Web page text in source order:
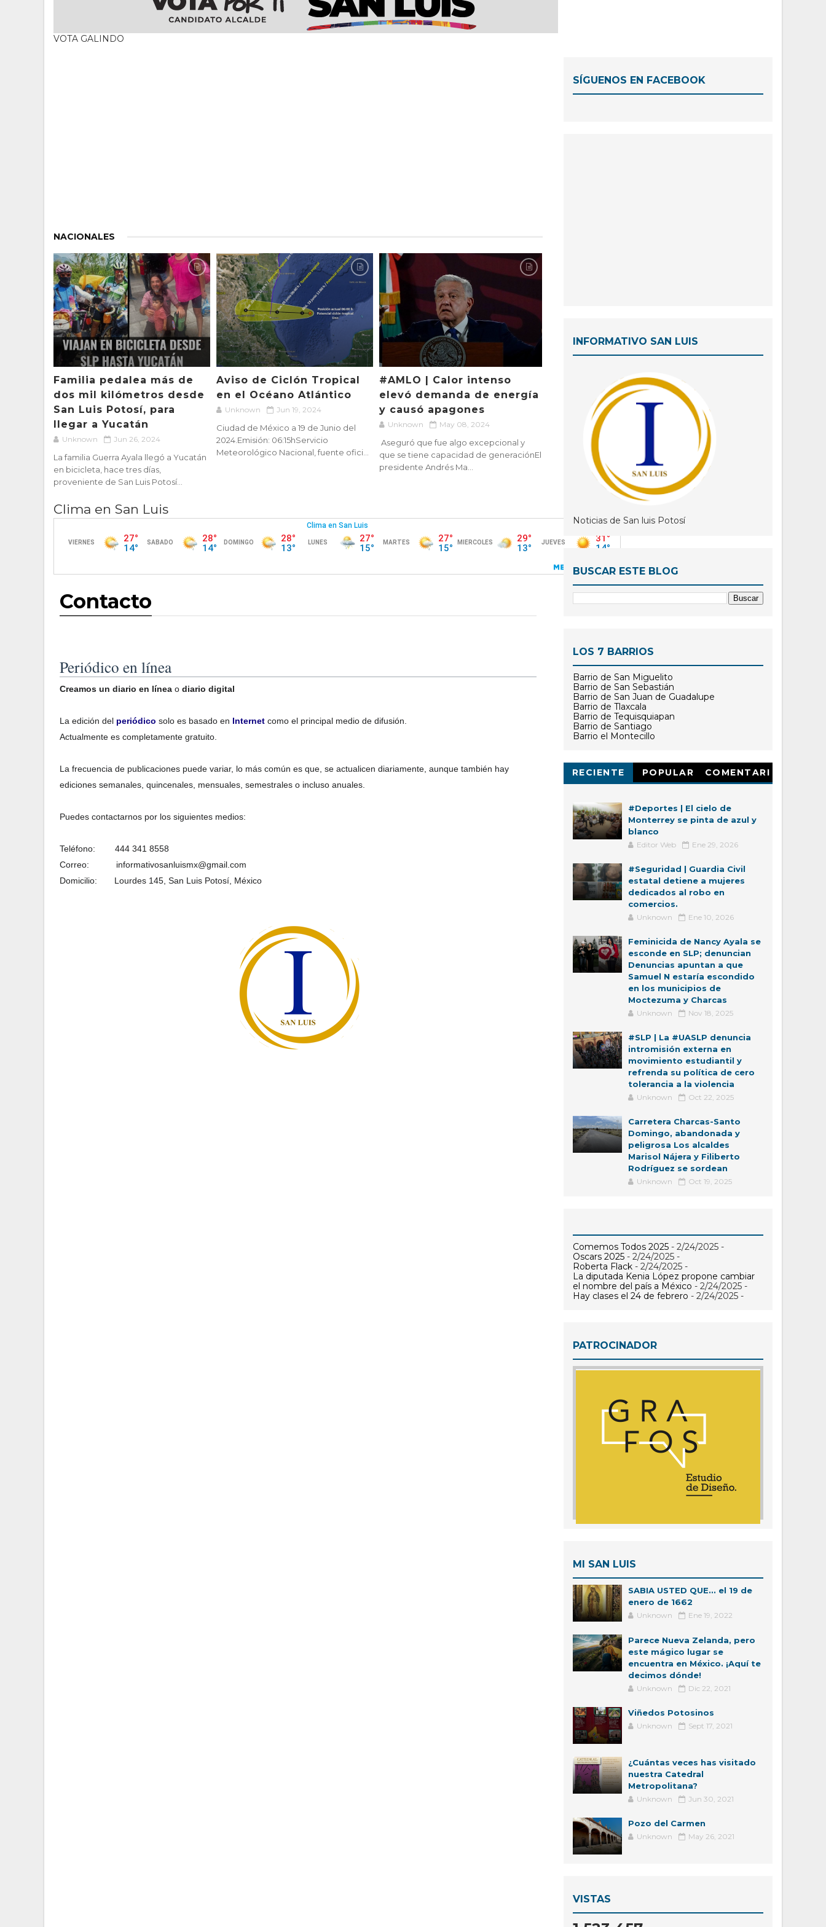
VOTA GALINDO
NACIONALES
Familia pedalea más de
dos mil kilómetros desde
San Luis Potosí, para
llegar a Yucatán
Unknown Jun 26, 2024
La familia Guerra Ayala llegó a Yucatán
en bicicleta, hace tres días,
proveniente de San Luis Potosí...
Aviso de Ciclón Tropical
en el Océano Atlántico
Unknown Jun 19, 2024
Ciudad de México a 19 de Junio del
2024.Emisión: 06:15hServicio
Meteorológico Nacional, fuente ofici...
#AMLO | Calor intenso
elevó demanda de energía
y causó apagones
Unknown May 08, 2024
Aseguró que fue algo excepcional y
que se tiene capacidad de generaciónEl
presidente Andrés Ma...
Clima en San Luis
Contacto
Periódico en línea
Creamos un diario en línea o diario digital
La edición del periódico solo es basado en Internet como el principal medio de difusión.
Actualmente es completamente gratuito.
La frecuencia de publicaciones puede variar, lo más común es que, se actualicen diariamente, aunque también hay
ediciones semanales, quincenales, mensuales, semestrales o incluso anuales.
Puedes contactarnos por los siguientes medios:
Teléfono:
444 341 8558
Correo:
informativosanluismx@gmail.com
Domicilio:
Lourdes 145, San Luis Potosí, México
SÍGUENOS EN FACEBOOK
INFORMATIVO SAN LUIS
Noticias de San luis Potosí
BUSCAR ESTE BLOG
LOS 7 BARRIOS
Barrio de San Miguelito
Barrio de San Sebastián
Barrio de San Juan de Guadalupe
Barrio de Tlaxcala
Barrio de Tequisquiapan
Barrio de Santiago
Barrio el Montecillo
RECIENTE POPULAR
COMENTARI
#Deportes | El cielo de
Monterrey se pinta de azul y
blanco
Editor Web Ene 29, 2026
#Seguridad | Guardia Civil
estatal detiene a mujeres
dedicados al robo en
comercios.
Unknown Ene 10, 2026
Feminicida de Nancy Ayala se
esconde en SLP; denuncian
Denuncias apuntan a que
Samuel N estaría escondido
en los municipios de
Moctezuma y Charcas
Unknown Nov 18, 2025
#SLP | La #UASLP denuncia
intromisión externa en
movimiento estudiantil y
refrenda su política de cero
tolerancia a la violencia
Unknown Oct 22, 2025
Carretera Charcas-Santo
Domingo, abandonada y
peligrosa Los alcaldes
Marisol Nájera y Filiberto
Rodríguez se sordean
Unknown Oct 19, 2025
Comemos Todos 2025 - 2/24/2025 -
Oscars 2025 - 2/24/2025 -
Roberta Flack - 2/24/2025 -
La diputada Kenia López propone cambiar
el nombre del país a México - 2/24/2025 -
Hay clases el 24 de febrero - 2/24/2025 -
PATROCINADOR
MI SAN LUIS
SABIA USTED QUE... el 19 de
enero de 1662
Unknown Ene 19, 2022
Parece Nueva Zelanda, pero
este mágico lugar se
encuentra en México. ¡Aquí te
decimos dónde!
Unknown Dic 22, 2021
Viñedos Potosinos
Unknown Sept 17, 2021
¿Cuántas veces has visitado
nuestra Catedral
Metropolitana?
Unknown Jun 30, 2021
Pozo del Carmen
Unknown May 26, 2021
VISTAS